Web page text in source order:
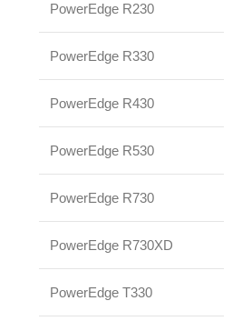
PowerEdge R230
PowerEdge R330
PowerEdge R430
PowerEdge R530
PowerEdge R730
PowerEdge R730XD
PowerEdge T330